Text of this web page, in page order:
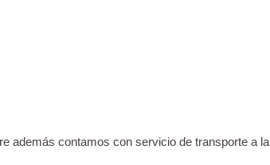
además contamos con servicio de transporte a la